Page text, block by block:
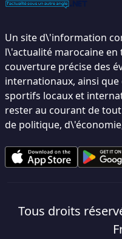
Un site d\'information
l\'actualité marocaine en
couverture précise des
internationaux, ainsi
sportifs locaux et
rester au courant de
de politique,
Tous droits